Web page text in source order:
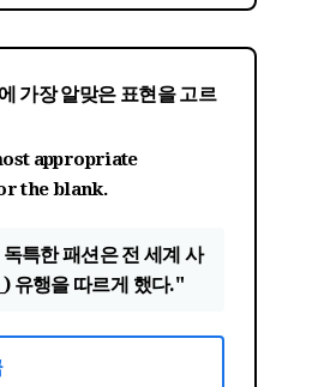
가장 알맞은 표현을 고르
appropriate
the blank.
특한 패션은 전 세계 사
유행을 따르게 했다."